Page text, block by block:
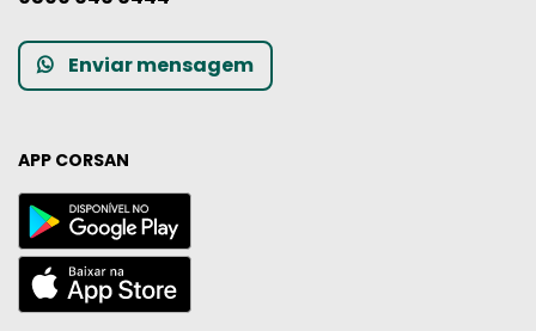
Enviar mensagem
APP CORSAN